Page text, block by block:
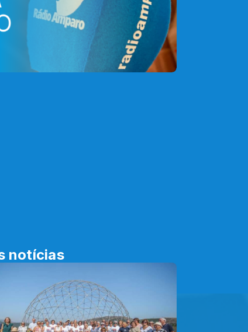
notícias